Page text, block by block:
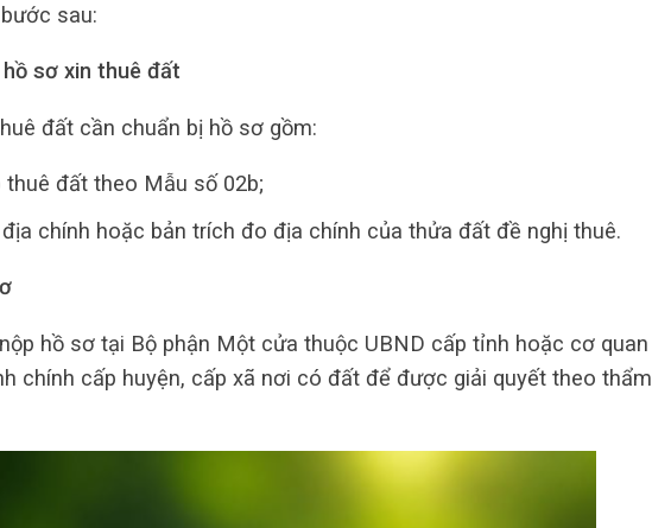
sau:
sơ xin thuê đất
đất cần chuẩn bị hồ sơ gồm:
đất theo Mẫu số 02b;
chính hoặc bản trích đo địa chính của thửa đất đề nghị thuê.
hồ sơ tại Bộ phận Một cửa thuộc UBND cấp tỉnh hoặc cơ quan
chính cấp huyện, cấp xã nơi có đất để được giải quyết theo thẩm